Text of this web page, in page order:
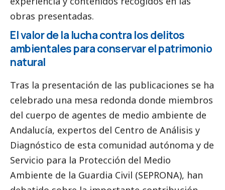
obras presentadas.
El valor de la lucha contra los delitos
ambientales para conservar el patrimonio
natural
Tras la presentación de las publicaciones se ha
celebrado una mesa redonda donde miembros
del cuerpo de agentes de medio ambiente de
Andalucía, expertos del Centro de Análisis y
Diagnóstico de esta comunidad autónoma y de
Servicio para la Protección del Medio
Ambiente de la Guardia Civil (SEPRONA), han